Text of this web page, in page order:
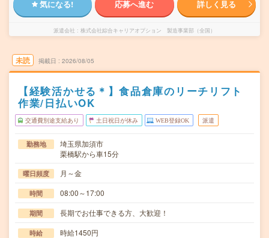
気になる! 応募へ進む 詳しく見る
派遣会社 株式会社綜合キャリアオプション 製造事業部（全国）
未読 掲載日 2026/08/05
【経験活かせる＊】食品倉庫のリーチリフト
作業/日払いOK
交通費別途支給あり 土日祝日が休み WEB登録OK 派遣
勤務地
埼玉県加須市
栗橋駅から車15分
曜日頻度 月～金
時間 08:00～17:00
期間 長期でお仕事できる方、大歓迎！
時給 時給1450円